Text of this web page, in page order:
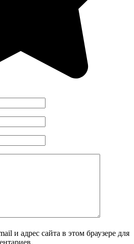
и адрес сайта в этом браузере для